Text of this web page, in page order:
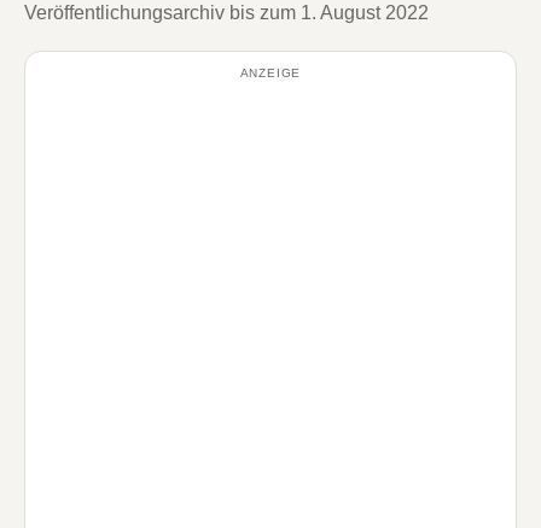
Veröffentlichungsarchiv bis zum 1. August 2022
ANZEIGE